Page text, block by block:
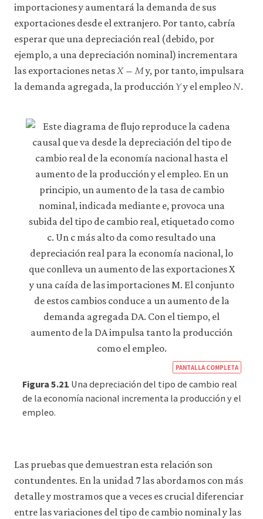
importaciones y aumentará la demanda de sus
exportaciones desde el extranjero. Por tanto, cabría
esperar que una depreciación real (debido, por
ejemplo, a una depreciación nominal) incrementara
las exportaciones netas𝑋−𝑀
X− M
y, por tanto, impulsara
la demanda agregada, la producción 𝑌
Yy el empleo𝑁
N.
PANTALLA COMPLETA
5-
21
Figura 5.21 Una depreciación del tipo de cambio real
de la economía nacional incrementa la producción y el
empleo.
Las pruebas que demuestran esta relación son
contundentes. En la unidad 7 las abordamos con más
detalle y mostramos que a veces es crucial diferenciar
entre las variaciones del tipo de cambio nominal y las